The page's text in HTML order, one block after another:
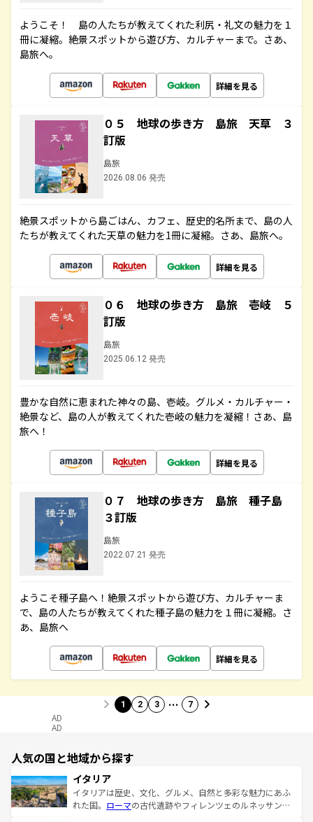
ようこそ！ 島の人たちが教えてくれた利尻・礼文の魅力を１
冊に凝縮。絶景スポットから遊び方、カルチャーまで。さあ、
島旅へ。
詳細を見る
０５ 地球の歩き方 島旅 天草 ３
訂版
島旅
2026.08.06 発売
絶景スポットから島ごはん、カフェ、歴史的名所まで、島の人
たちが教えてくれた天草の魅力を1冊に凝縮。さあ、島旅へ。
詳細を見る
０６ 地球の歩き方 島旅 壱岐 ５
訂版
島旅
2025.06.12 発売
豊かな自然に恵まれた神々の島、壱岐。グルメ・カルチャー・
絶景など、島の人が教えてくれた壱岐の魅力を凝縮！さあ、島
旅へ！
詳細を見る
０７ 地球の歩き方 島旅 種子島
３訂版
島旅
2022.07.21 発売
ようこそ種子島へ！絶景スポットから遊び方、カルチャーま
で、島の人たちが教えてくれた種子島の魅力を１冊に凝縮。さ
あ、島旅へ
詳細を見る
1 2 3 … 7
AD
AD
人気の国と地域から探す
イタリア
イタリアは歴史、文化、グルメ、自然と多彩な魅力にあふ
れた国。 ローマの古代遺跡やフィレンツェのルネッサンス